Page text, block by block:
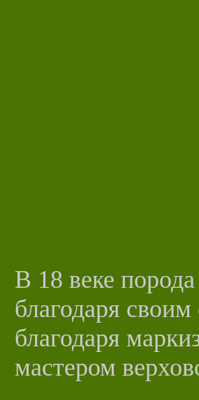
В 18 веке
благодаря
благодаря
мастером